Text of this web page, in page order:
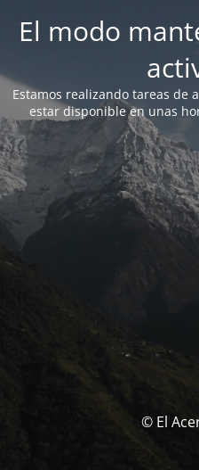
El modo
Estamos realizando tareas de
estar disponible en unas
© El